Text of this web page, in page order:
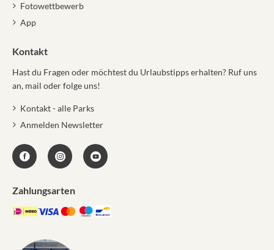
Fotowettbewerb
App
Kontakt
Hast du Fragen oder möchtest du Urlaubstipps erhalten? Ruf uns
an, mail oder folge uns!
Kontakt - alle Parks
Anmelden Newsletter
Zahlungsarten